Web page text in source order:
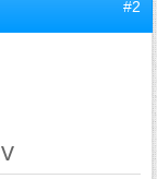
#2